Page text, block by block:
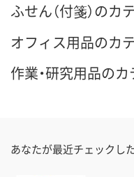
ふせん（付箋）のカ
オフィス用品のカ
作業・研究用品の
あなたが最近チェックし